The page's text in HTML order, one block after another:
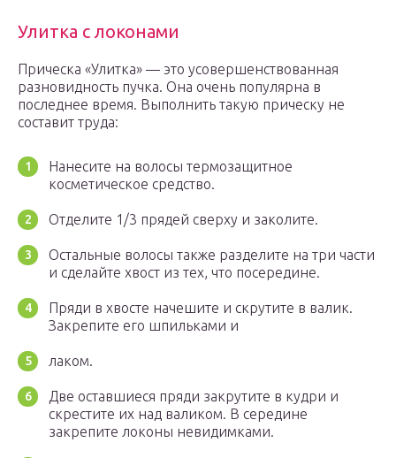
Улитка с локонами
Прическа «Улитка» — это усовершенствованная
разновидность пучка. Она очень популярна в
последнее время. Выполнить такую прическу не
составит труда:
Нанесите на волосы термозащитное
косметическое средство.
Отделите 1/3 прядей сверху и заколите.
Остальные волосы также разделите на три части
и сделайте хвост из тех, что посередине.
Пряди в хвосте начешите и скрутите в валик.
Закрепите его шпильками и
лаком.
Две оставшиеся пряди закрутите в кудри и
скрестите их над валиком. В середине
закрепите локоны невидимками.